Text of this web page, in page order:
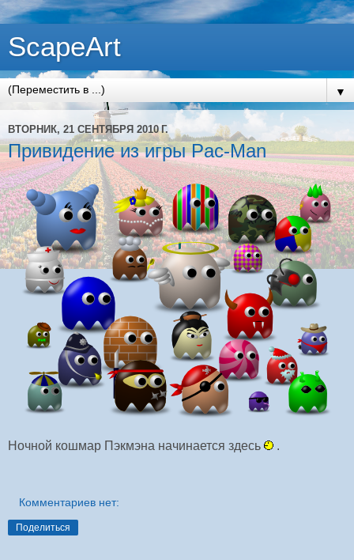
ScapeArt
▼
ВТОРНИК, 21 СЕНТЯБРЯ 2010 Г.
Привидение из игры Pac-Man
Ночной кошмар Пэкмэна начинается здесь .
Комментариев нет:
Поделиться